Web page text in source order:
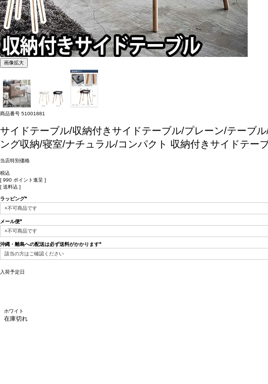
画像拡大
商品番号 51001881
サイドテーブル/収納付きサイドテーブル/プレーン/テーブ
ング収納/寝室/ナチュラル/コンパクト 収納付きサイドテー
当店特別価格
税込
[ 990 ポイント進呈 ]
送料込
ラッピング
(必
メール便
(必
須)
沖縄・離島への配送は必ず送料がかかります
入荷予定日
ホワイト
在庫切れ